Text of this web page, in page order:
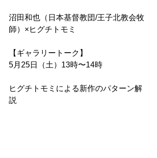
沼田和也（日本基督教団/王子北教会牧
師）×ヒグチトモミ
【ギャラリートーク】
5月25日（土）13時〜14時
ヒグチトモミによる新作のパターン解
説